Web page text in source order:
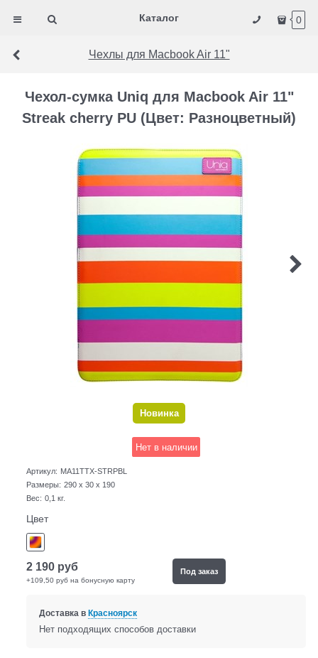
Каталог 0
Чехлы для Macbook Air 11"
Чехол-сумка Uniq для Macbook Air 11"
Streak cherry PU (Цвет: Разноцветный)
Новинка
Нет в наличии
Артикул: MA11TTX-STRPBL
Размеры: 290 x 30 x 190
Вес: 0,1 кг.
Цвет
2 190 руб
+109,50 руб на бонусную карту
Под заказ
Доставка в Красноярск
Нет подходящих способов доставки